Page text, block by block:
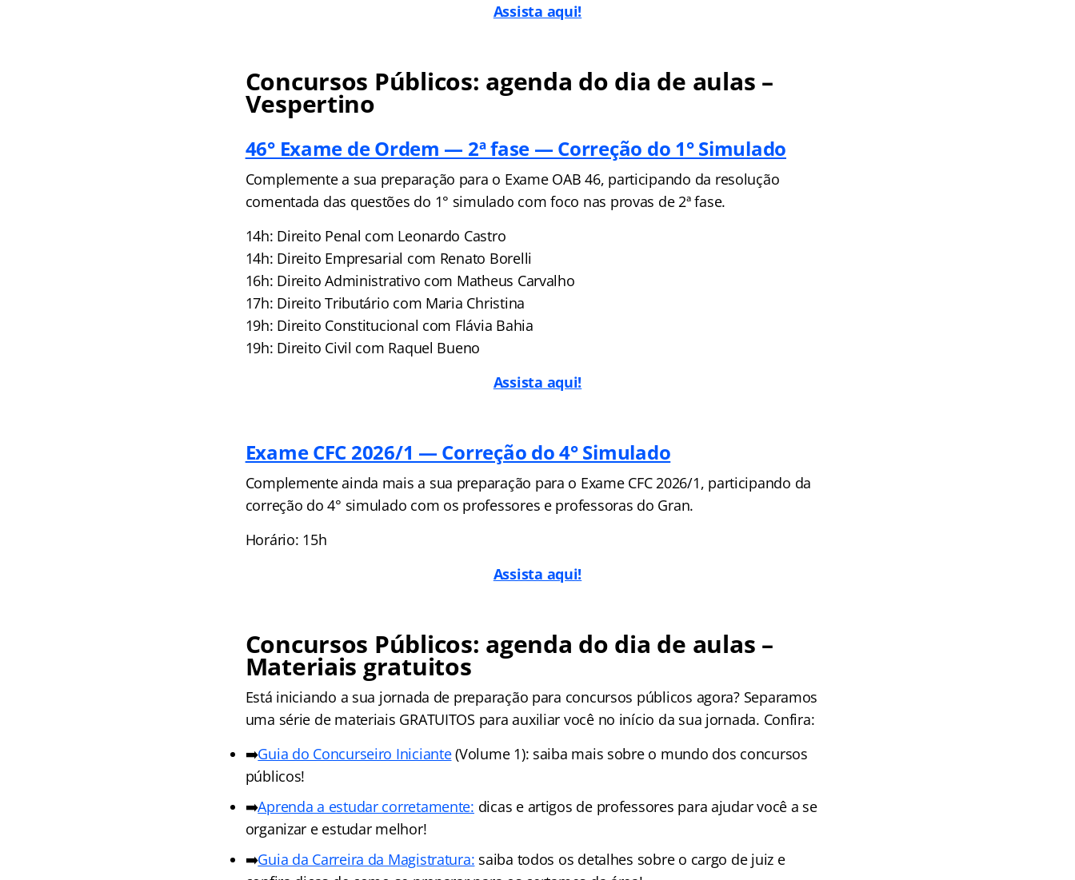
Assista aqui!
Concursos Públicos: agenda do dia de aulas –
Vespertino
46° Exame de Ordem — 2ª fase — Correção do 1° Simulado
Complemente a sua preparação para o Exame OAB 46, participando da resolução
comentada das questões do 1° simulado com foco nas provas de 2ª fase.
14h: Direito Penal com Leonardo Castro
14h: Direito Empresarial com Renato Borelli
16h: Direito Administrativo com Matheus Carvalho
17h: Direito Tributário com Maria Christina
19h: Direito Constitucional com Flávia Bahia
19h: Direito Civil com Raquel Bueno
Assista aqui!
Exame CFC 2026/1 — Correção do 4° Simulado
Complemente ainda mais a sua preparação para o Exame CFC 2026/1, participando da
correção do 4° simulado com os professores e professoras do Gran.
Horário: 15h
Assista aqui!
Concursos Públicos: agenda do dia de aulas –
Materiais gratuitos
Está iniciando a sua jornada de preparação para concursos públicos agora? Separamos
uma série de materiais GRATUITOS para auxiliar você no início da sua jornada. Confira:
➡️Guia do Concurseiro Iniciante(Volume 1): saiba mais sobre o mundo dos concursos
públicos!
➡️Aprenda a estudar corretamente: dicas e artigos de professores para ajudar você a se
organizar e estudar melhor!
➡️Guia da Carreira da Magistratura: saiba todos os detalhes sobre o cargo de juiz e